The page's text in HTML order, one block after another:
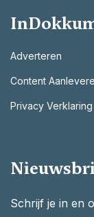
Adverteren
Content
Privacy Verklaring
Schrijf je in en